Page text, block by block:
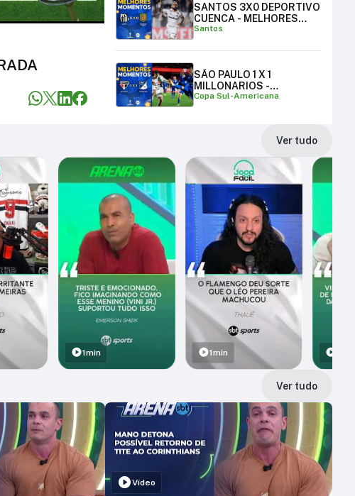
SANTOS 3X0 DEPORTIVO
CUENCA - MELHORES
MOMENTOS
Santos
SÃO PAULO 1 X 1
MILLONARIOS -
MELHORES MOMENTOS |
Copa Sul-Americana
Ver tudo
1min 1min
Ver tudo
Vídeo